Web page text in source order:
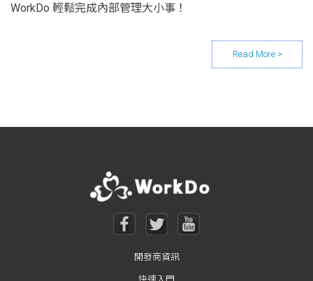
WorkDo 輕鬆完成內部管理大小事！
Posts navigation
開發商資訊